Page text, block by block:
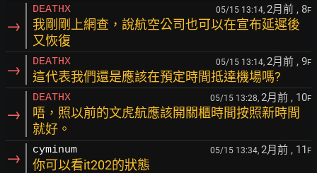
→
DEATHX 05/15 13:14, 2月前 , 8F
我剛剛上網查，說航空公司也可以在宣布延遲後
又恢復
→ DEATHX 05/15 13:14, 2月前 , 9F
這代表我們還是應該在預定時間抵達機場嗎?
→
DEATHX 05/15 13:28, 2月前 , 10F
唔，照以前的文虎航應該開關櫃時間按照新時間
就好。
→ cyminum 05/15 13:34, 2月前 , 11 F
你可以看it202的狀態